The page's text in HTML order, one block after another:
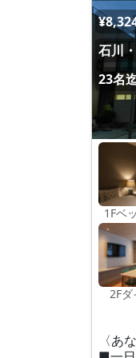
石川
23名
1Fベ
2F
〈あ